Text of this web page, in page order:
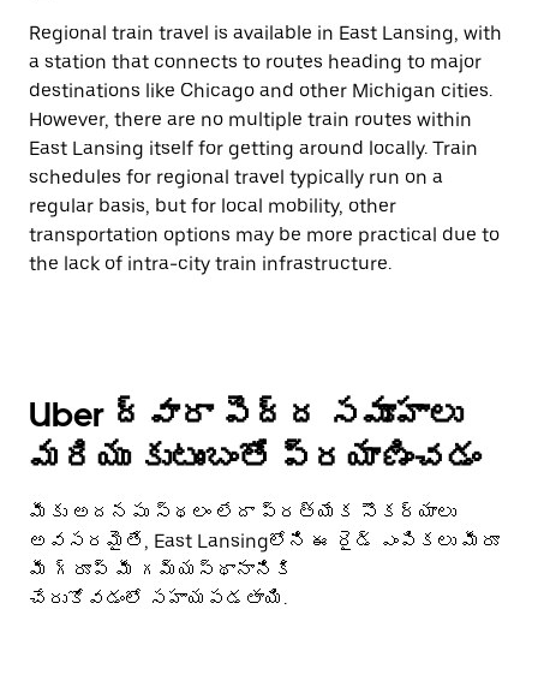
Regional train travel is available in East Lansing, with
a station that connects to routes heading to major
destinations like Chicago and other Michigan cities.
However, there are no multiple train routes within
East Lansing itself for getting around locally. Train
schedules for regional travel typically run on a
regular basis, but for local mobility, other
transportation options may be more practical due to
the lack of intra-city train infrastructure.
Uber ద్వారా పెద్ద సమూహాలు
మరియు కుటుంబంతో ప్రయాణించడం
మీకు అదనపు స్థలం లేదా ప్రత్యేక సౌకర్యాలు
అవసరమైతే, East Lansingలోని ఈ రైడ్ ఎంపికలు మీరూ
మీ గ్రూప్ మీ గమ్యస్థానానికి
చేరుకోవడంలో సహాయపడతాయి.